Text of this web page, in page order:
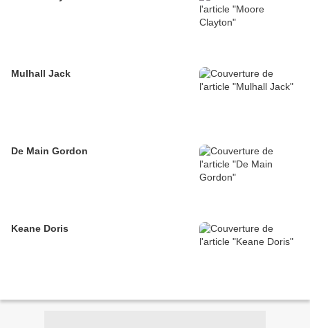
Mulhall Jack
De Main Gordon
Keane Doris